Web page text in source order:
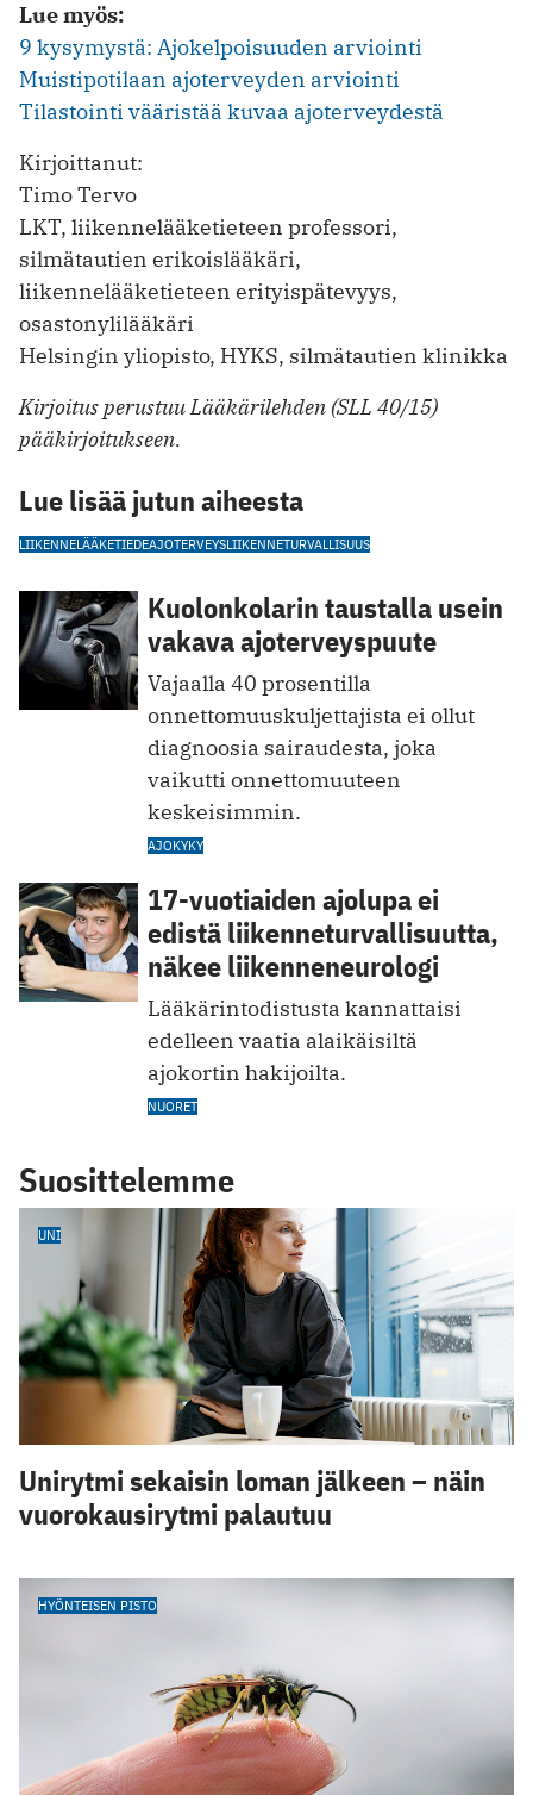
Lue myös:
9 kysymystä: Ajokelpoisuuden arviointi
Muistipotilaan ajoterveyden arviointi
Tilastointi vääristää kuvaa ajoterveydestä
Kirjoittanut:
Timo Tervo
LKT, liikennelääketieteen professori,
silmätautien erikoislääkäri,
liikennelääketieteen erityispätevyys,
osastonylilääkäri
Helsingin yliopisto, HYKS, silmätautien klinikka
Kirjoitus perustuu Lääkärilehden (SLL 40/15)
pääkirjoitukseen.
Lue lisää jutun aiheesta
LIIKENNELÄÄKETIEDEAJOTERVEYSLIIKENNETURVALLISUUS
Kuolonkolarin taustalla usein
vakava ajoterveyspuute
Vajaalla 40 prosentilla
onnettomuuskuljettajista ei ollut
diagnoosia sairaudesta, joka
vaikutti onnettomuuteen
keskeisimmin.
AJOKYKY
17-vuotiaiden ajolupa ei
edistä liikenneturvallisuutta,
näkee liikenneneurologi
Lääkärintodistusta kannattaisi
edelleen vaatia alaikäisiltä
ajokortin hakijoilta.
NUORET
Suosittelemme
UNI
Unirytmi sekaisin loman jälkeen – näin
vuorokausirytmi palautuu
HYÖNTEISEN PISTO